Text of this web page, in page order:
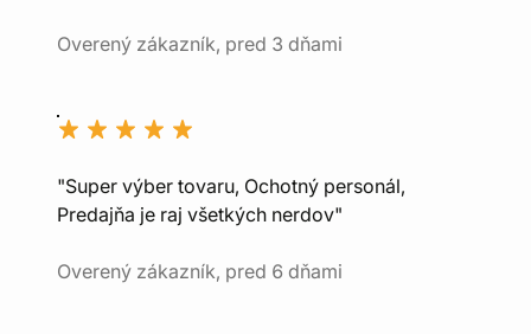
Overený zákazník, pred 3 dňami
"Super výber tovaru, Ochotný personál,
Predajňa je raj všetkých nerdov"
Overený zákazník, pred 6 dňami